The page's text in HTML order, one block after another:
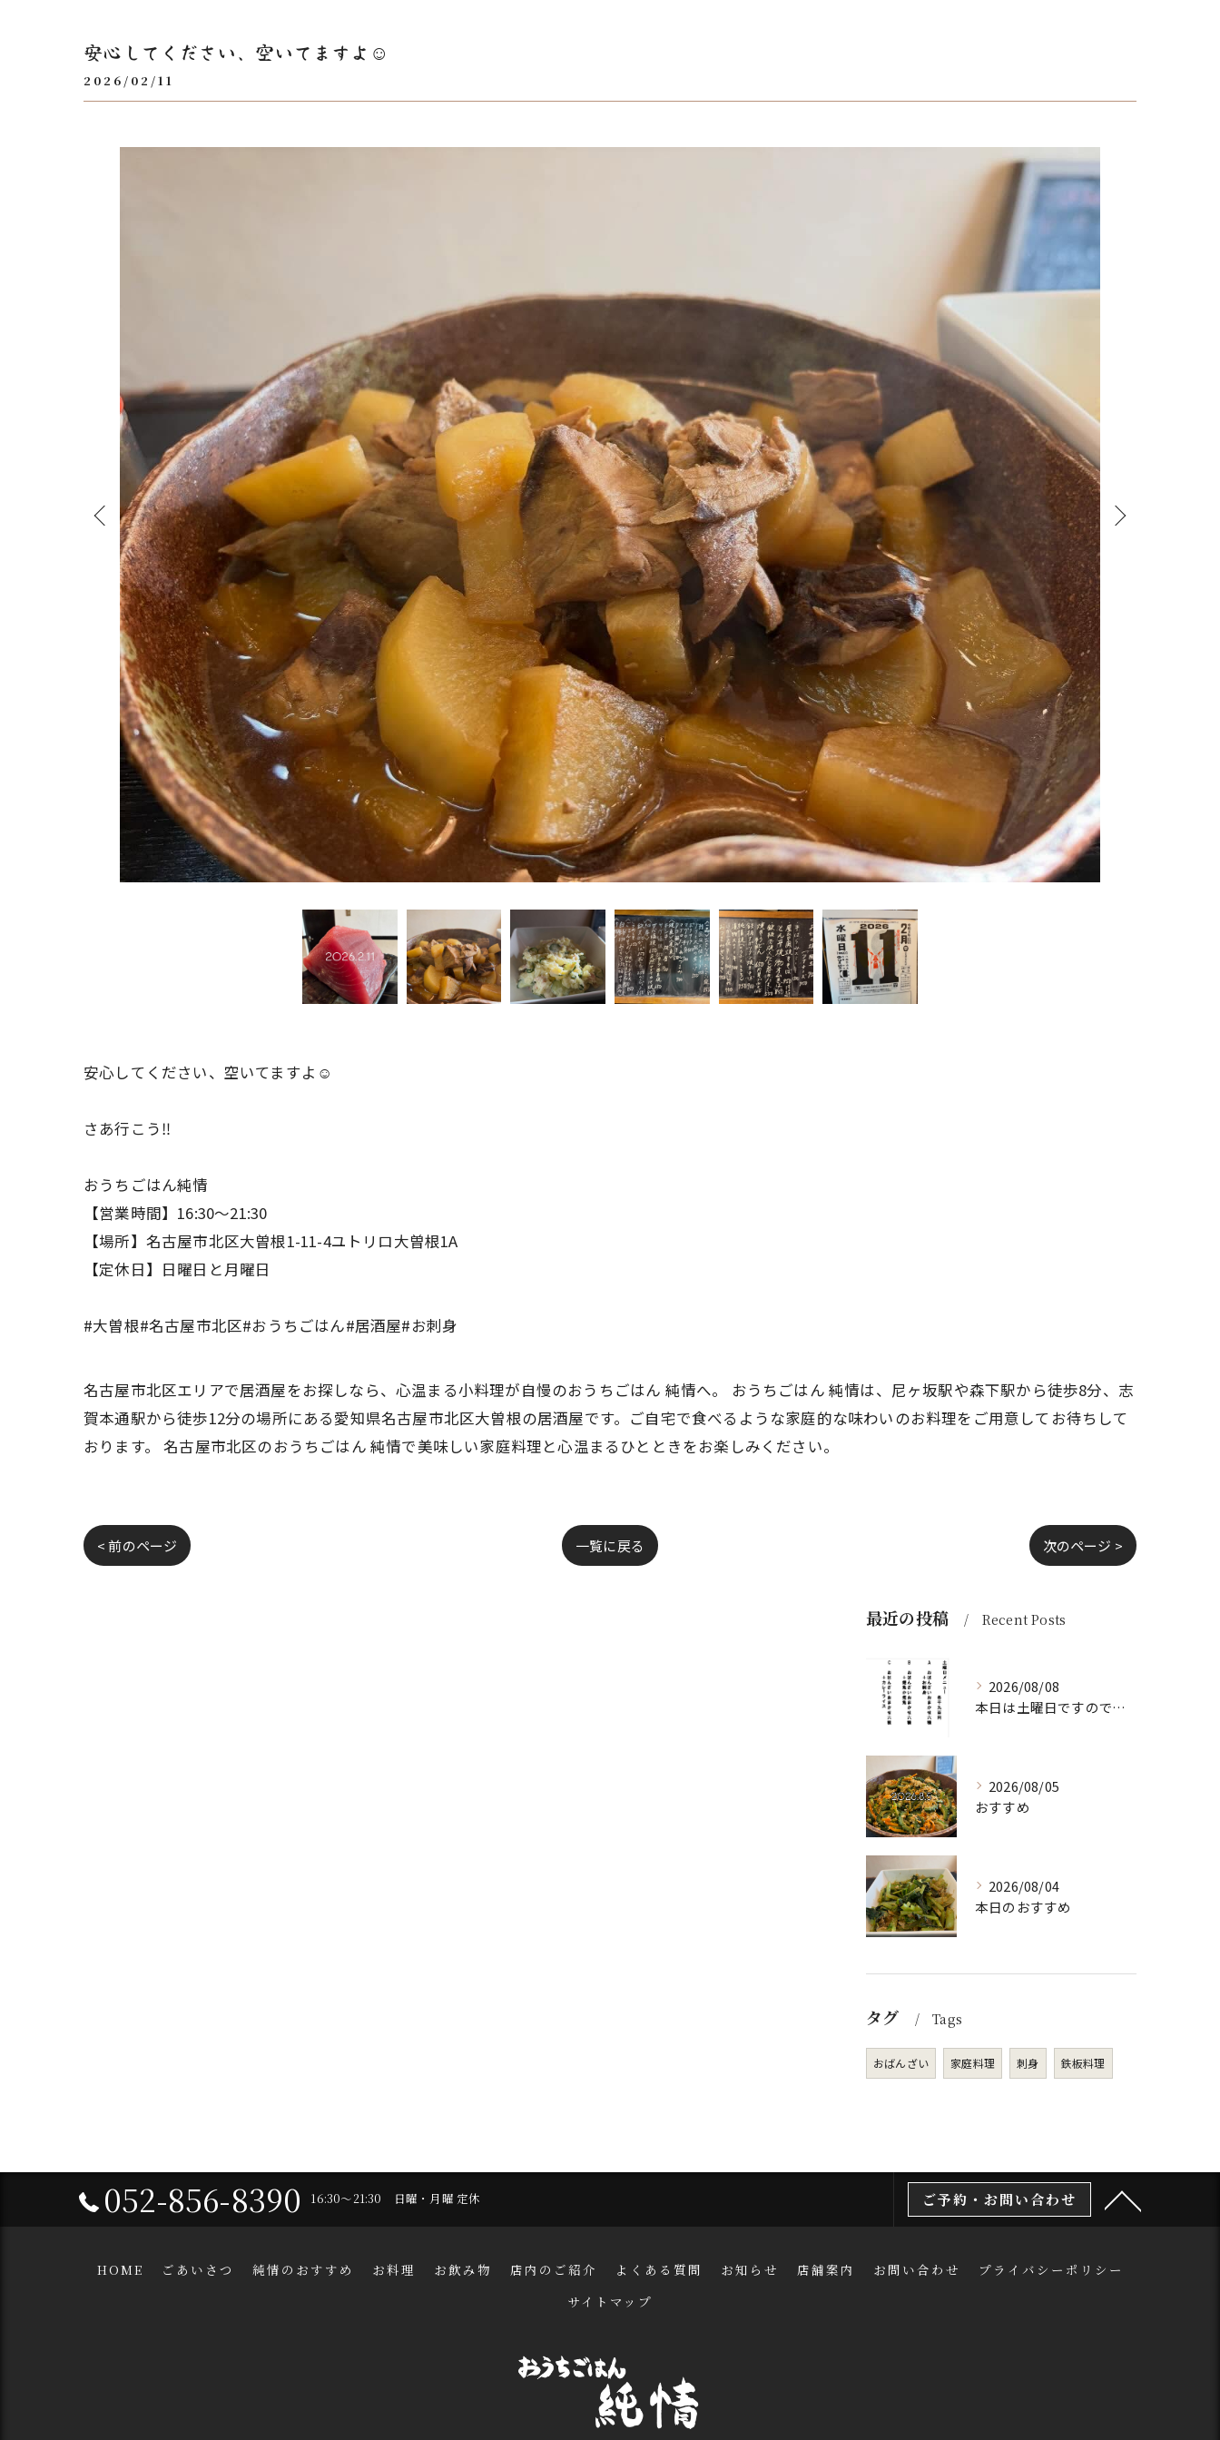
安心してください、空いてますよ☺️
2026/02/11
安心してください、空いてますよ☺️
さあ行こう‼️
おうちごはん純情
【営業時間】16:30〜21:30
【場所】名古屋市北区大曽根1-11-4ユトリロ大曽根1A
【定休日】日曜日と月曜日
#大曽根#名古屋市北区#おうちごはん#居酒屋#お刺身
名古屋市北区エリアで居酒屋をお探しなら、心温まる小料理が自慢のおうちごはん 純情へ。 おうちごはん 純情は、尼ヶ坂駅や森下駅から徒歩8分、志
賀本通駅から徒歩12分の場所にある愛知県名古屋市北区大曽根の居酒屋です。ご自宅で食べるような家庭的な味わいのお料理をご用意してお待ちして
おります。 名古屋市北区のおうちごはん 純情で美味しい家庭料理と心温まるひとときをお楽しみください。
< 前のページ 一覧に戻る 次のページ >
最近の投稿 Recent Posts
2026/08/08
本日は土曜日ですので、たくさん食べていってちょーよ‼️
2026/08/05
おすすめ
2026/08/04
本日のおすすめ
タグ Tags
おばんざい 家庭料理 刺身 鉄板料理
052-856-8390 16:30～21:30 日曜・月曜 定休 ご予約・お問い合わせ
HOME ごあいさつ 純情のおすすめ お料理 お飲み物 店内のご紹介 よくある質問 お知らせ 店舗案内 お問い合わせ
プライバシーポリシー
サイトマップ